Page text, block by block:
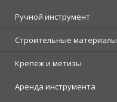
Ручной инструмент
Строительные материалы
Крепеж и метизы
Аренда инструмента